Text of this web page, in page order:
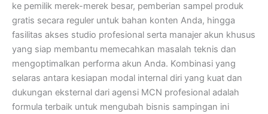
ke pemilik merek-merek besar, pemberian sampel produk
gratis secara reguler untuk bahan konten Anda, hingga
fasilitas akses studio profesional serta manajer akun khusus
yang siap membantu memecahkan masalah teknis dan
mengoptimalkan performa akun Anda. Kombinasi yang
selaras antara kesiapan modal internal diri yang kuat dan
dukungan eksternal dari agensi MCN profesional adalah
formula terbaik untuk mengubah bisnis sampingan ini